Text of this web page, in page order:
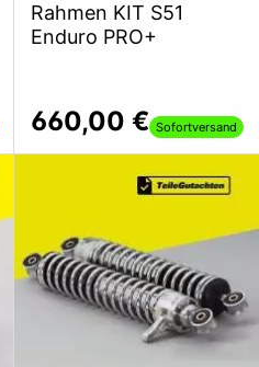
Rahmen KIT S51
Enduro PRO+
660,00 € Sofortversand